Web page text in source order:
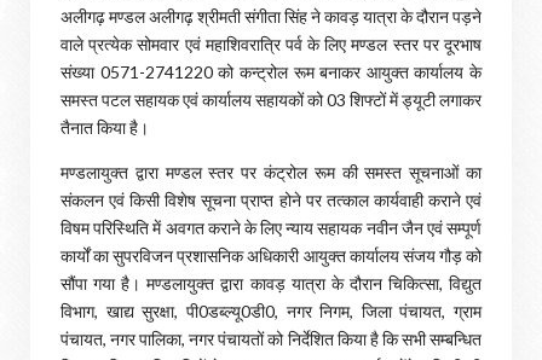
अलीगढ़ मण्डल अलीगढ़ श्रीमती संगीता सिंह ने कावड़ यात्रा के दौरान पड़ने
वाले प्रत्येक सोमवार एवं महाशिवरात्रि पर्व के लिए मण्डल स्तर पर दूरभाष
संख्या 0571-2741220 को कन्ट्रोल रूम बनाकर आयुक्त कार्यालय के
समस्त पटल सहायक एवं कार्यालय सहायकों को 03 शिफ्टों में ड्यूटी लगाकर
तैनात किया है।
मण्डलायुक्त द्वारा मण्डल स्तर पर कंट्रोल रूम की समस्त सूचनाओं का
संकलन एवं किसी विशेष सूचना प्राप्त होने पर तत्काल कार्यवाही कराने एवं
विषम परिस्थिति में अवगत कराने के लिए न्याय सहायक नवीन जैन एवं सम्पूर्ण
कार्यों का सुपरविजन प्रशासनिक अधिकारी आयुक्त कार्यालय संजय गौड़ को
सौंपा गया है। मण्डलायुक्त द्वारा कावड़ यात्रा के दौरान चिकित्सा, विद्युत
विभाग, खाद्य सुरक्षा, पी0डब्ल्यू0डी0, नगर निगम, जिला पंचायत, ग्राम
पंचायत, नगर पालिका, नगर पंचायतों को निर्देशित किया है कि सभी सम्बन्धित